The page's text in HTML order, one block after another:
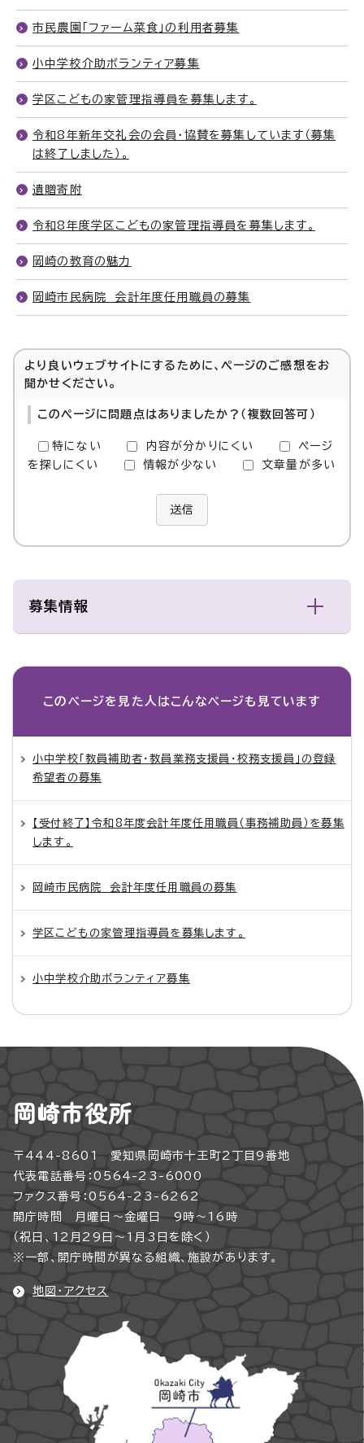
市民農園「ファーム菜食」の利用者募集
小中学校介助ボランティア募集
学区こどもの家管理指導員を募集します。
令和8年新年交礼会の会員・協賛を募集しています（募集
は終了しました）。
遺贈寄附
令和8年度学区こどもの家管理指導員を募集します。
岡崎の教育の魅力
岡崎市民病院 会計年度任用職員の募集
より良いウェブサイトにするために、ページのご感想をお
聞かせください。
このページに問題点はありましたか？（複数回答可）
特にない 内容が分かりにくい
ページ
を探しにくい
情報が少ない 文章量が多い
送信
募集情報
このページを見た人は こんなページも見ています
小中学校「教員補助者・教員業務支援員・校務支援員」の登録
希望者の募集
【受付終了】令和8年度会計年度任用職員（事務補助員）を募集
します。
岡崎市民病院 会計年度任用職員の募集
学区こどもの家管理指導員を募集します。
小中学校介助ボランティア募集
岡崎市役所
〒444-8601 愛知県岡崎市十王町2丁目9番地
代表電話番号：0564-23-6000
ファクス番号：0564-23-6262
開庁時間 月曜日～金曜日 9時～16時
（祝日、12月29日～1月3日を除く）
※一部、開庁時間が異なる組織、施設があります。
地図・アクセス